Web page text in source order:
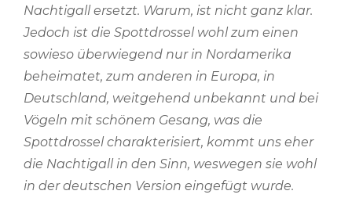
Nachtigall ersetzt. Warum, ist nicht ganz klar.
Jedoch ist die Spottdrossel wohl zum einen
sowieso überwiegend nur in Nordamerika
beheimatet, zum anderen in Europa, in
Deutschland, weitgehend unbekannt und bei
Vögeln mit schönem Gesang, was die
Spottdrossel charakterisiert, kommt uns eher
die Nachtigall in den Sinn, weswegen sie wohl
in der deutschen Version eingefügt wurde.